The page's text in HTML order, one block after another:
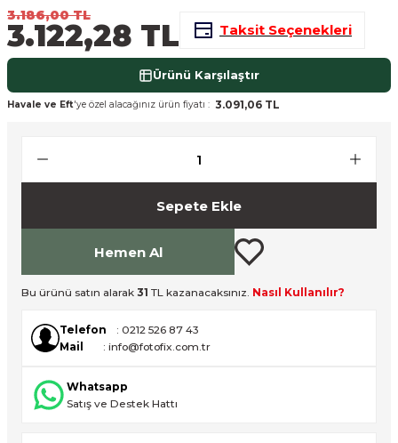
Cihazları
3.186,00 TL
3.122,28 TL Taksit Seçenekleri
Ürünü Karşılaştır
Havale ve Eft'ye özel alacağınız ürün fiyatı : 3.091,06 TL
Sepete Ekle
Hemen Al
Bu ürünü satın alarak 31 TL kazanacaksınız. Nasıl Kullanılır?
Telefon
: 0212 526 87 43
Mail
: info@fotofix.com.tr
Whatsapp
Satış ve Destek Hattı